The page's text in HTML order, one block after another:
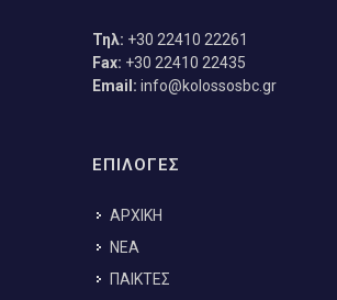
Τηλ: +30 22410 22261
Fax: +30 22410 22435
Email: info@kolossosbc.gr
ΕΠΙΛΟΓΕΣ
ΑΡΧΙΚΗ
ΝΕΑ
ΠΑΙΚΤΕΣ